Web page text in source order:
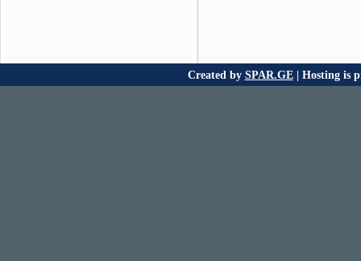
Created by SPAR.GE| Hosting is